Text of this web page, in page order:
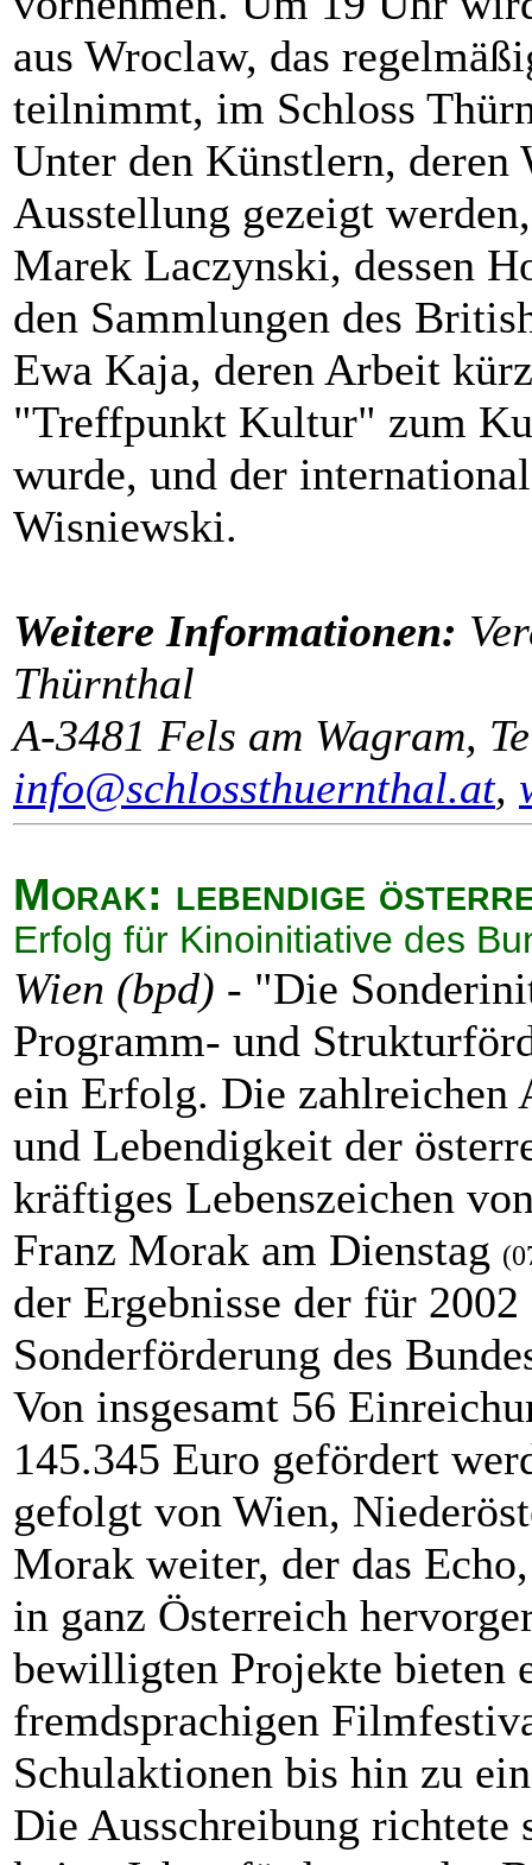
aus Wroclaw, das
teilnimmt, im Schloss
Unter den Künstlern, deren
Ausstellung gezeigt
Marek Laczynski, dessen
den Sammlungen des
Ewa Kaja, deren Arbeit
"Treffpunkt Kultur" zum
wurde, und der
Wisniewski.
Weitere Informationen:
Thürnthal
A-3481 Fels am Wagram,
info@schlossthuernthal.at,
Morak: lebendige
Erfolg für Kinoinitiative des
Wien (bpd) - "Die
Programm- und
ein Erfolg. Die zahlreichen
und Lebendigkeit der
kräftiges Lebenszeichen
Franz Morak am Dienstag
der Ergebnisse der für 2002
Sonderförderung des
Von insgesamt 56
145.345 Euro gefördert
gefolgt von Wien,
Morak weiter, der das
in ganz Österreich
bewilligten Projekte bieten
fremdsprachigen
Schulaktionen bis hin zu
Die Ausschreibung richtete